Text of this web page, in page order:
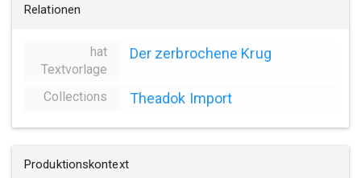
Relationen
hat
Textvorlage
Der zerbrochene Krug
Collections Theadok Import
Produktionskontext